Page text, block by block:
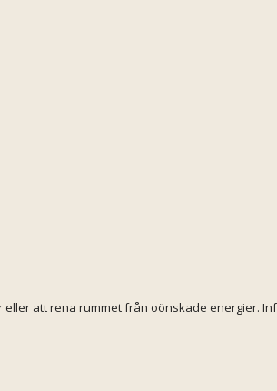
att rena rummet från oönskade energier.